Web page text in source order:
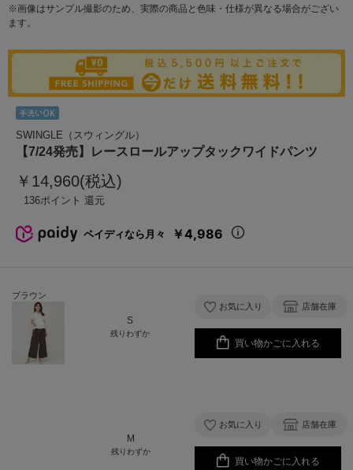
※画像はサンプル撮影のため、実際の商品と色味・仕様が異なる場合がござい
ます。
SWINGLE（スウィングル）
【7/24発売】レースロールアップタックワイドパンツ
￥14,960(税込)
136
ブラウン
S
残りわずか
お気に入り 店舗在庫
買い物かごに入れる
M
残りわずか
お気に入り 店舗在庫
買い物かごに入れる
ペイディなら月々 ￥4,986